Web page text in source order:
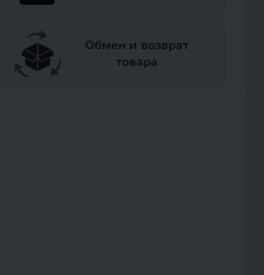
Обмен и возврат
товара